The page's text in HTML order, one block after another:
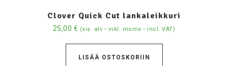
Clover Quick Cut lankaleikkuri
25,00 € (sis. alv • inkl. moms • incl. VAT)
LISÄÄ OSTOSKORIIN